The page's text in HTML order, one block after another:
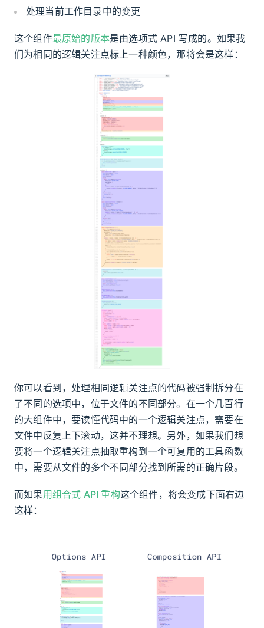
处理当前工作目录中的变更
这个组件最原始的版本是由选项式 API 写成的。如果我
们为相同的逻辑关注点标上一种颜色，那将会是这样：
你可以看到，处理相同逻辑关注点的代码被强制拆分在
了不同的选项中，位于文件的不同部分。在一个几百行
的大组件中，要读懂代码中的一个逻辑关注点，需要在
文件中反复上下滚动，这并不理想。另外，如果我们想
要将一个逻辑关注点抽取重构到一个可复用的工具函数
中，需要从文件的多个不同部分找到所需的正确片段。
而如果用组合式 API 重构这个组件，将会变成下面右边
这样：